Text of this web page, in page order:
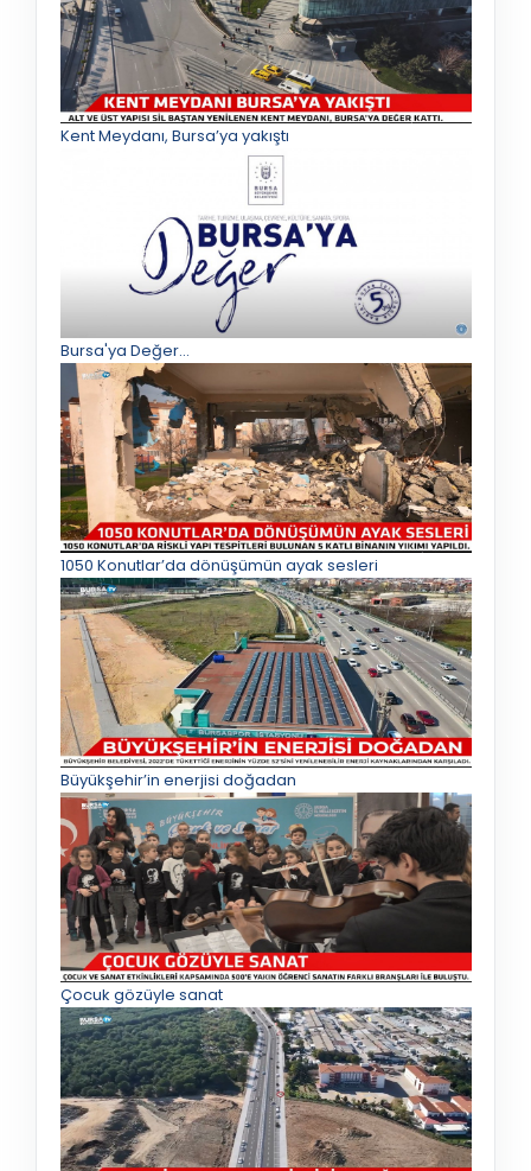
Kent Meydanı, Bursa’ya yakıştı
Bursa'ya Değer...
1050 Konutlar’da dönüşümün ayak sesleri
Büyükşehir’in enerjisi doğadan
Çocuk gözüyle sanat